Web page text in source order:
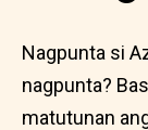
Nagpunta si
nagpunta?
matutunan